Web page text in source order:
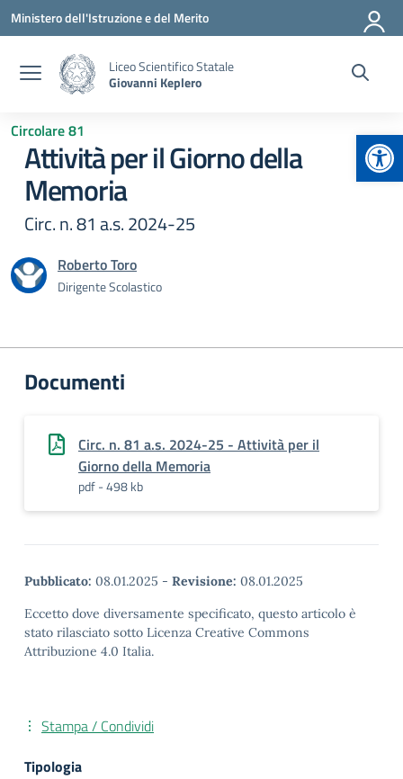
Vai ai contenuti
Vai al menu di navigazione
Vai al footer
Ministero dell'Istruzione e del Merito
Liceo Scientifico Statale
Giovanni Keplero
Circolare 81
Attività per il Giorno della
Memoria
Circ. n. 81 a.s. 2024-25
Roberto Toro
Dirigente Scolastico
Documenti
Circ. n. 81 a.s. 2024-25 - Attività per il
Giorno della Memoria
pdf - 498 kb
Pubblicato: 08.01.2025 - Revisione: 08.01.2025
Eccetto dove diversamente specificato, questo articolo è
stato rilasciato sotto Licenza Creative Commons
Attribuzione 4.0 Italia.
Stampa / Condividi
Tipologia